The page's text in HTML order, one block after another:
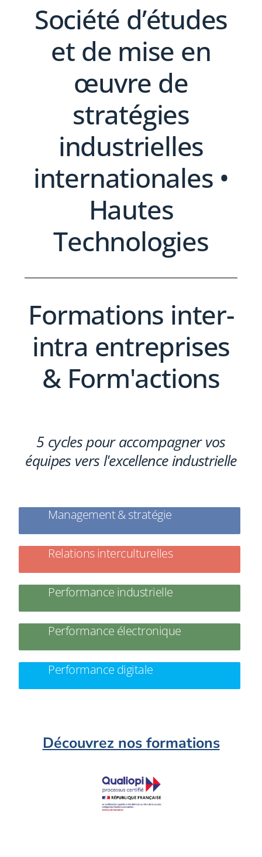
Société d’études
et de mise en
œuvre de
stratégies
industrielles
internationales •
Hautes
Technologies
Formations inter-
intra entreprises
& Form'actions
5 cycles pour accompagner vos
équipes vers l'excellence industrielle
Management & stratégie
Relations interculturelles
Performance industrielle
Performance électronique
Performance digitale
Découvrez nos formations